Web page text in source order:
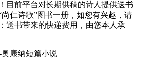
目前平台对长期供稿的诗人提供送书
仁诗歌”图书一册，如您有兴趣，请
送书带来的快递费用，由您本人承
奥康纳短篇小说